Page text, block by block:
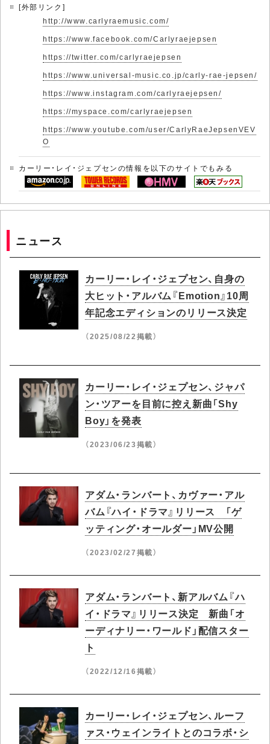
[外部リンク]
http://www.carlyraemusic.com/
https://www.facebook.com/Carlyraejepsen
https://twitter.com/carlyraejepsen
https://www.universal-music.co.jp/carly-rae-jepsen/
https://www.instagram.com/carlyraejepsen/
https://myspace.com/carlyraejepsen
https://www.youtube.com/user/CarlyRaeJepsenVEV
O
カーリー・レイ・ジェプセンの情報を以下のサイトでもみる
ニュース
カーリー・レイ・ジェプセン、自身の
大ヒット・アルバム『Emotion』10周
年記念エディションのリリース決定
（2025/08/22掲載）
カーリー・レイ・ジェプセン、ジャパ
ン・ツアーを目前に控え新曲「Shy
Boy」を発表
（2023/06/23掲載）
アダム・ランバート、カヴァー・アル
バム『ハイ・ドラマ』リリース 「ゲ
ッティング・オールダー」MV公開
（2023/02/27掲載）
アダム・ランバート、新アルバム『ハ
イ・ドラマ』リリース決定 新曲「オ
ーディナリー・ワールド」配信スター
ト
（2022/12/16掲載）
カーリー・レイ・ジェプセン、ルーフ
ァス・ウェインライトとのコラボ・シ